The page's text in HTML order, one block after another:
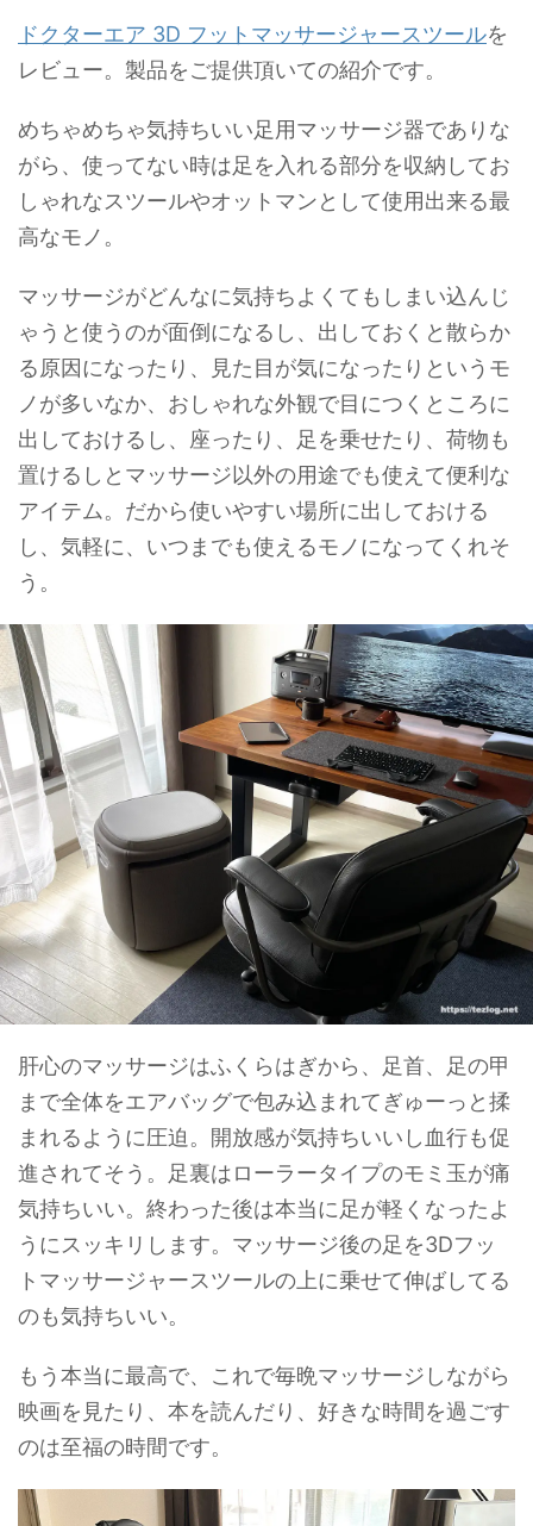
ドクターエア 3D フットマッサージャースツールを
レビュー。製品をご提供頂いての紹介です。
めちゃめちゃ気持ちいい足用マッサージ器でありな
がら、使ってない時は足を入れる部分を収納してお
しゃれなスツールやオットマンとして使用出来る最
高なモノ。
マッサージがどんなに気持ちよくてもしまい込んじ
ゃうと使うのが面倒になるし、出しておくと散らか
る原因になったり、見た目が気になったりというモ
ノが多いなか、おしゃれな外観で目につくところに
出しておけるし、座ったり、足を乗せたり、荷物も
置けるしとマッサージ以外の用途でも使えて便利な
アイテム。だから使いやすい場所に出しておける
し、気軽に、いつまでも使えるモノになってくれそ
う。
肝心のマッサージはふくらはぎから、足首、足の甲
まで全体をエアバッグで包み込まれてぎゅーっと揉
まれるように圧迫。開放感が気持ちいいし血行も促
進されてそう。足裏はローラータイプのモミ玉が痛
気持ちいい。終わった後は本当に足が軽くなったよ
うにスッキリします。マッサージ後の足を3Dフッ
トマッサージャースツールの上に乗せて伸ばしてる
のも気持ちいい。
もう本当に最高で、これで毎晩マッサージしながら
映画を見たり、本を読んだり、好きな時間を過ごす
のは至福の時間です。